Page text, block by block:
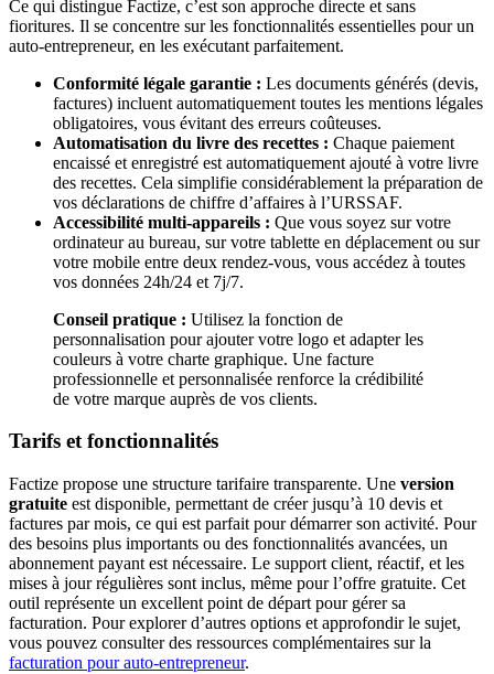
Ce qui distingue Factize, c’est son approche directe et sans
fioritures. Il se concentre sur les fonctionnalités essentielles pour un
auto-entrepreneur, en les exécutant parfaitement.
Conformité légale garantie : Les documents générés (devis,
factures) incluent automatiquement toutes les mentions légales
obligatoires, vous évitant des erreurs coûteuses.
Automatisation du livre des recettes : Chaque paiement
encaissé et enregistré est automatiquement ajouté à votre livre
des recettes. Cela simplifie considérablement la préparation de
vos déclarations de chiffre d’affaires à l’URSSAF.
Accessibilité multi-appareils : Que vous soyez sur votre
ordinateur au bureau, sur votre tablette en déplacement ou sur
votre mobile entre deux rendez-vous, vous accédez à toutes
vos données 24h/24 et 7j/7.
Conseil pratique : Utilisez la fonction de
personnalisation pour ajouter votre logo et adapter les
couleurs à votre charte graphique. Une facture
professionnelle et personnalisée renforce la crédibilité
de votre marque auprès de vos clients.
Tarifs et fonctionnalités
Factize propose une structure tarifaire transparente. Une version
gratuite est disponible, permettant de créer jusqu’à 10 devis et
factures par mois, ce qui est parfait pour démarrer son activité. Pour
des besoins plus importants ou des fonctionnalités avancées, un
abonnement payant est nécessaire. Le support client, réactif, et les
mises à jour régulières sont inclus, même pour l’offre gratuite. Cet
outil représente un excellent point de départ pour gérer sa
facturation. Pour explorer d’autres options et approfondir le sujet,
vous pouvez consulter des ressources complémentaires sur la
facturation pour auto-entrepreneur.